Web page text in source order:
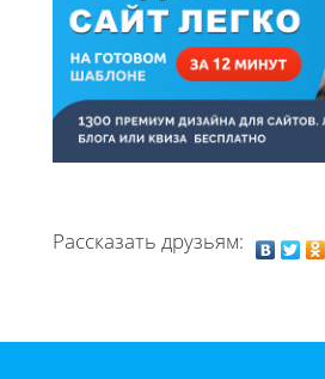
Рассказать друзьям: